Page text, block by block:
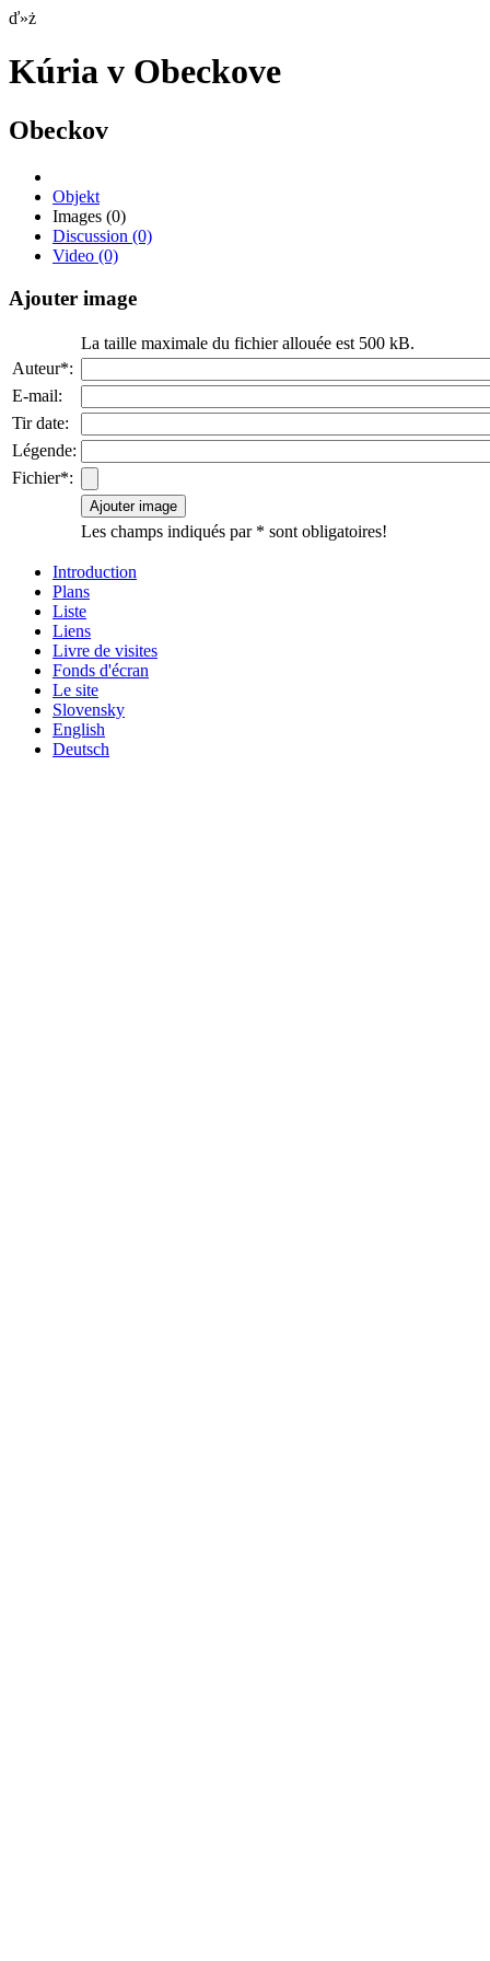
ď»ż
Kúria v Obeckove
Obeckov
Objekt
Images (0)
Discussion (0)
Video (0)
Ajouter image
La taille maximale du fichier allouée est 500 kB.
Auteur*:
E-mail:
Tir date:
Légende:
Fichier*:
Les champs indiqués par * sont obligatoires!
Introduction
Plans
Liste
Liens
Livre de visites
Fonds d'écran
Le site
Slovensky
English
Deutsch